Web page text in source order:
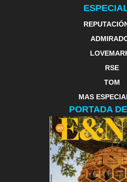
RSE
TOM
MAS
PORTADA